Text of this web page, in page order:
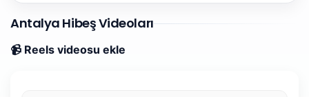
Antalya Hibeş Videoları
📹 Reels videosu ekle